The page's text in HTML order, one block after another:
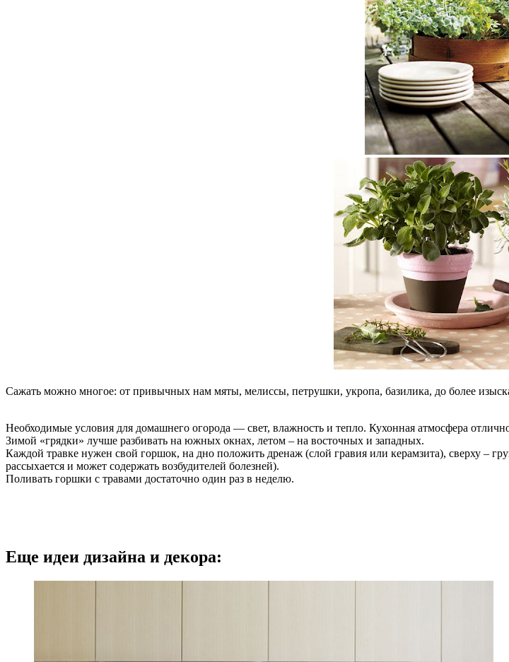
Сажать можно многое: от привычных нам мяты, мелиссы, петрушки, укропа, базилика, до более
Необходимые условия для домашнего огорода — свет, влажность и тепло. Кухонная атмосфера
Зимой «грядки» лучше разбивать на южных окнах, летом – на восточных и западных.
Каждой травке нужен свой горшок, на дно положить дренаж (слой гравия или керамзита), сверху –
рассыхается и может содержать возбудителей болезней).
Поливать горшки с травами достаточно один раз в неделю.
Еще идеи дизайна и декора: